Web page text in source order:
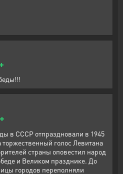
+
+
в СССР отпраздновали в 1945
торжественный голос Левитана
страны оповестил народ
и Великом празднике. До
городов переполняли